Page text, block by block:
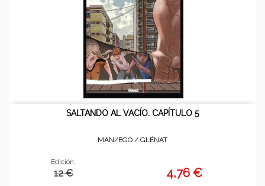
SALTANDO AL VACÍO. CAPÍTULO 5
MAN/EGO / GLÉNAT
Edición:
12 € 4,76 €